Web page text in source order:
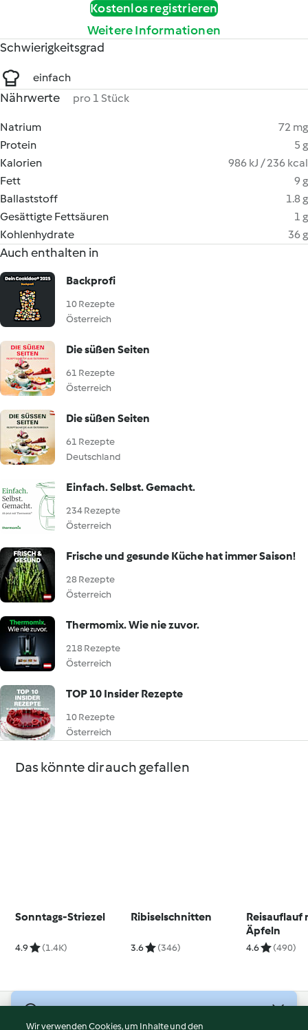
Kostenlos registrieren
Weitere Informationen
Schwierigkeitsgrad
einfach
Nährwerte pro 1 Stück
Natrium
72 mg
Protein
5 g
Kalorien
986 kJ / 236 kcal
Fett
9 g
Ballaststoff
1.8 g
Gesättigte Fettsäuren
1 g
Kohlenhydrate
36 g
Auch enthalten in
Backprofi
10 Rezepte
Österreich
Die süßen Seiten
61 Rezepte
Österreich
Die süßen Seiten
61 Rezepte
Deutschland
Einfach. Selbst. Gemacht.
234 Rezepte
Österreich
Frische und gesunde Küche hat immer Saison!
28 Rezepte
Österreich
Thermomix. Wie nie zuvor.
218 Rezepte
Österreich
TOP 10 Insider Rezepte
10 Rezepte
Österreich
Das könnte dir auch gefallen
Sonntags-Striezel
4.9 (1.4K)
Ribiselschnitten
3.6 (346)
Reisauflauf
Äpfeln
4.6 (490)
Wir verwenden Cookies, um Inhalte und den